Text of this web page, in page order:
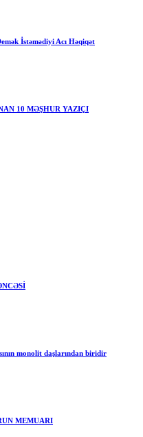
İstəmədiyi Acı Həqiqət
10 MƏŞHUR YAZIÇI
monolit daşlarından biridir
MEMUARI